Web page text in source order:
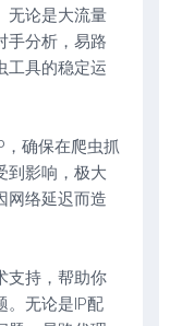
无论是大流量
手分析，易路
工具的稳定运
确保在爬虫抓
到影响，极大
网络延迟而造
支持，帮助你
。无论是IP配